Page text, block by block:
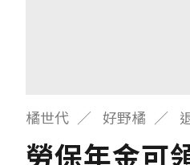
橘世代 好野橘
勞保年金可